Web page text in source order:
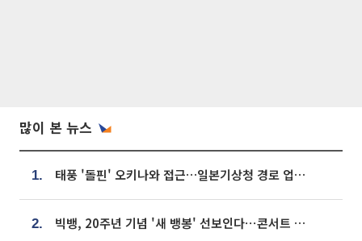
많이 본 뉴스
1. 태풍 '돌핀' 오키나와 접근…일본기상청 경로 업데이트
2. 빅뱅, 20주년 기념 '새 뱅봉' 선보인다⋯콘서트 앞두고 팝업 개최